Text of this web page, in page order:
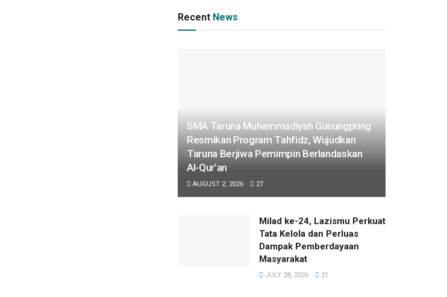
Recent News
SMA Taruna Muhammadiyah Gunungpring
Resmikan Program Tahfidz, Wujudkan
Taruna Berjiwa Pemimpin Berlandaskan
Al-Qur’an
AUGUST 2, 2026 27
Milad ke-24, Lazismu Perkuat
Tata Kelola dan Perluas
Dampak Pemberdayaan
Masyarakat
JULY 28, 2026 21